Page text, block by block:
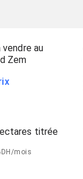
vendre au
Zem
titrée
DH /mois